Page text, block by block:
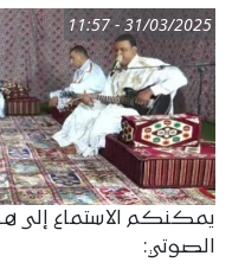
31/03/2025 - 11:57
يمكنكم الاستماع إلى
الصوتي: